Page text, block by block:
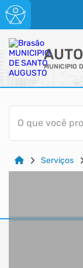
MUNICIPIO
ACESSO
Transparência
O que você
Serviços